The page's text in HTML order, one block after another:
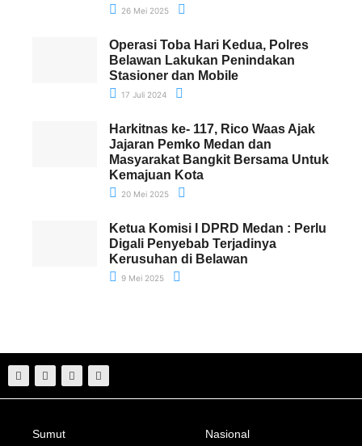
26 Mei 2025
Operasi Toba Hari Kedua, Polres
Belawan Lakukan Penindakan
Stasioner dan Mobile
17 Juli 2024
Harkitnas ke- 117, Rico Waas Ajak
Jajaran Pemko Medan dan
Masyarakat Bangkit Bersama Untuk
Kemajuan Kota
20 Mei 2025
Ketua Komisi I DPRD Medan : Perlu
Digali Penyebab Terjadinya
Kerusuhan di Belawan
9 Mei 2025
Sumut Nasional